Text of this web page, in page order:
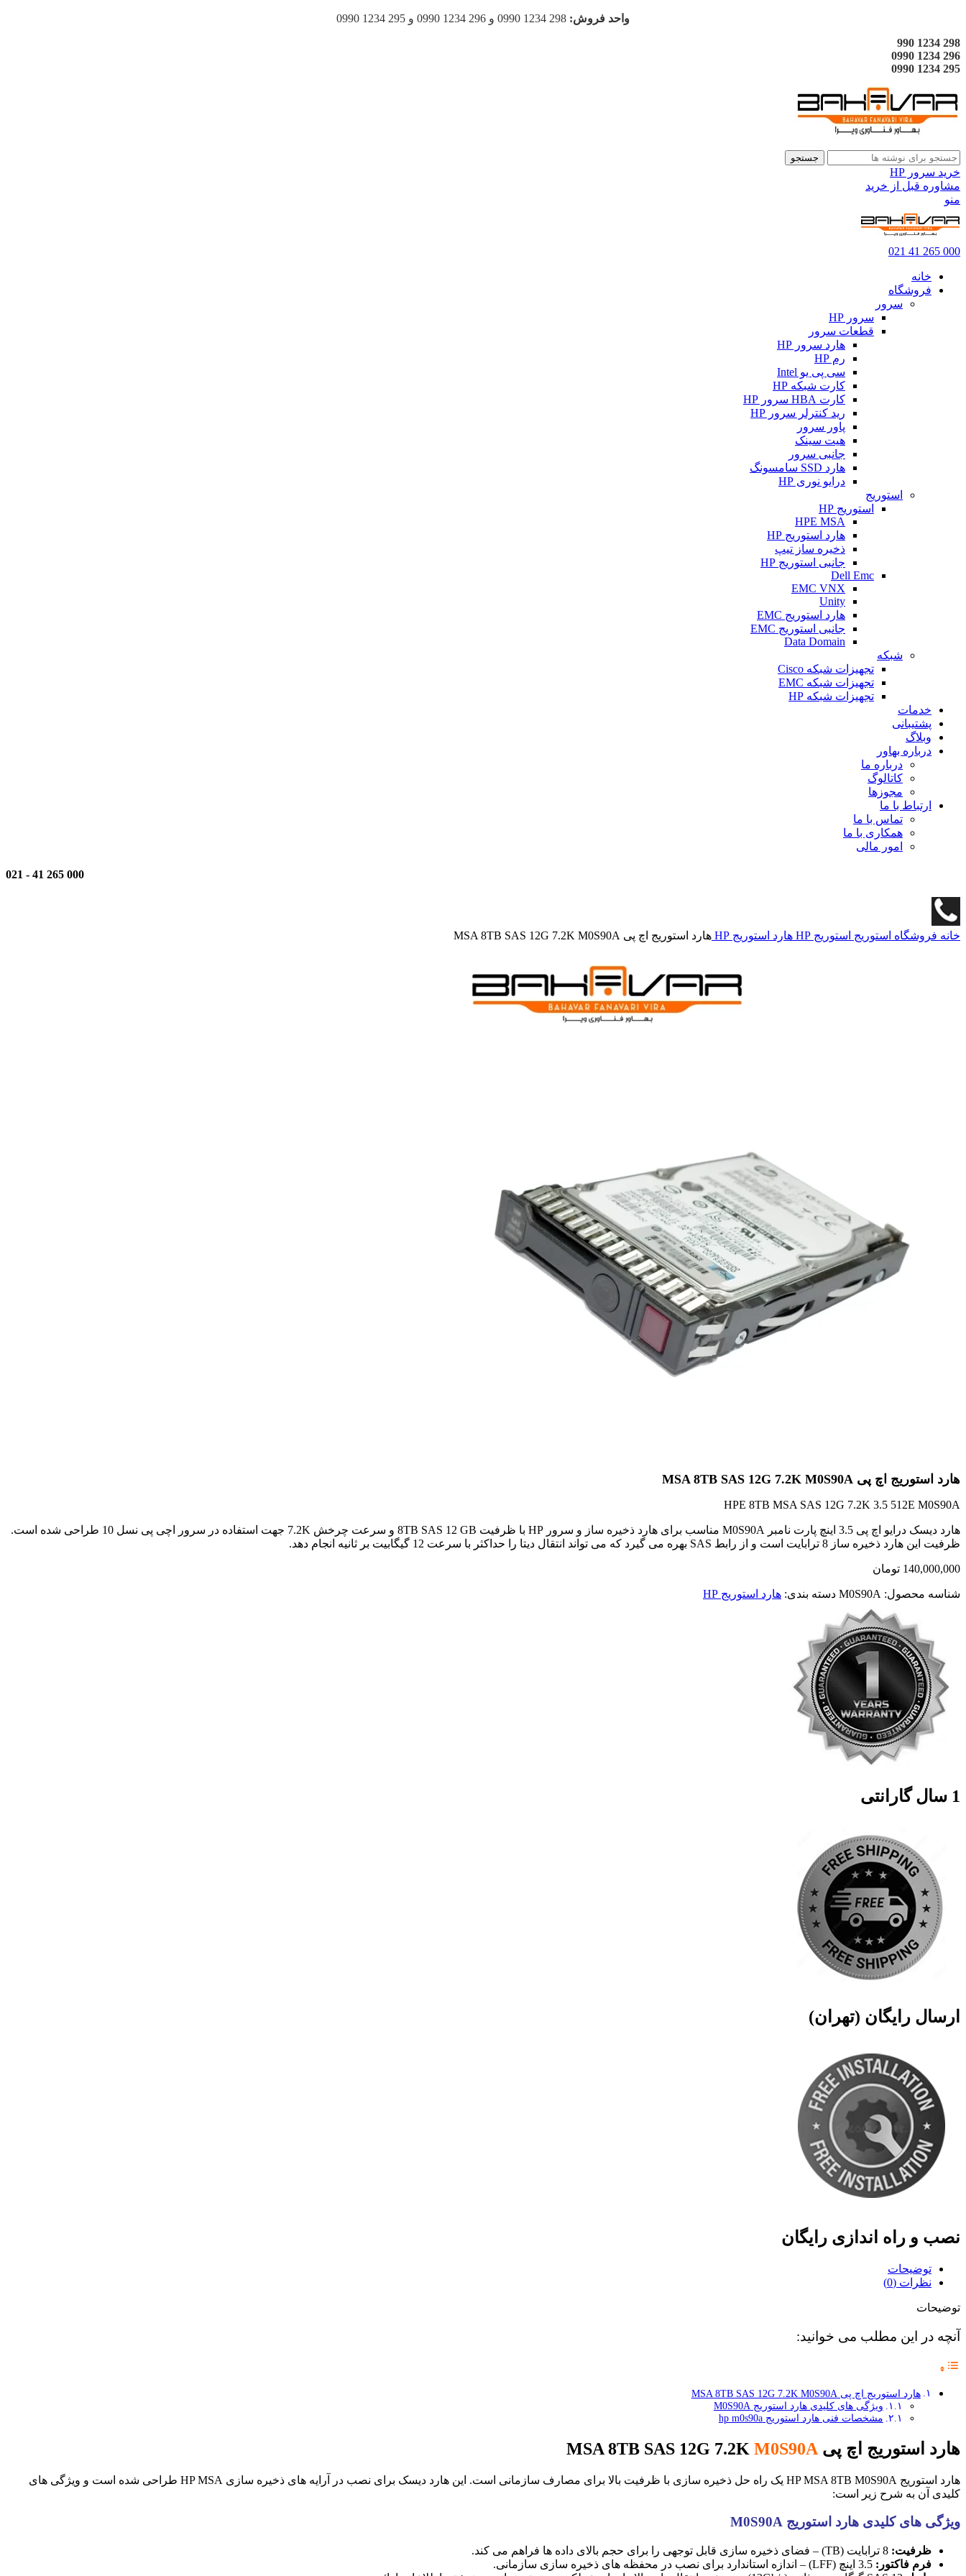
واحد فروش:
298 1234 990
296 1234 0990
295 1234 0990
جستجو
خرید سرور HP
مشاوره قبل از خرید
منو
000 265 41 021
خانه
فروشگاه
سرور
سرور HP
قطعات سرور
هارد سرور HP
رم HP
سی پی یو Intel
کارت شبکه HP
کارت HBA سرور HP
رید کنترلر سرور HP
پاور سرور
هیت سینک
جانبی سرور
هارد SSD سامسونگ
درایو نوری HP
استوریج
استوریج HP
HPE MSA
هارد استوریج HP
ذخیره ساز تیپ
جانبی استوریج HP
Dell Emc
EMC VNX
Unity
هارد استوریج EMC
جانبی استوریج EMC
Data Domain
شبکه
تجهیزات شبکه Cisco
تجهیزات شبکه EMC
تجهیزات شبکه HP
خدمات
پشتیبانی
وبلاگ
درباره بهاور
درباره ما
کاتالوگ
مجوزها
ارتباط با ما
تماس با ما
همکاری با ما
امور مالی
000 265 41
-
خانه فروشگاه استوریج استوریج HP هارد استوریج HP هارد استوریج اچ پی MSA 8TB SAS 12G 7.2K M0S90A
هارد استوریج اچ پی MSA 8TB SAS 12G 7.2K M0S90A
HPE 8TB MSA SAS 12G 7.2K 3.5 512E M0S90A
هارد دیسک درایو اچ پی 3.5 اینچ پارت نامبر M0S90A مناسب برای هارد ذخیره ساز و سرور HP با ظرفیت 8TB SAS 12 GB و سرعت چرخش 7.2K جهت استفاده در سرور اچی پی نسل 10 طراحی شده است.
ظرفیت این هارد ذخیره ساز 8 ترابایت است و از رابط SAS بهره می گیرد که می تواند انتقال دیتا را حداکثر با سرعت 12 گیگابیت بر ثانیه انجام دهد.
140,000,000 تومان
شناسه محصول: M0S90A دسته بندی: هارد استوریج HP
1 سال گارانتی
ارسال رایگان (تهران)
نصب و راه اندازی رایگان
توضیحات
نظرات (0)
توضیحات
آنچه در این مطلب می خوانید:
هارد استوریج اچ پی MSA 8TB SAS 12G 7.2K M0S90A
ویژگی های کلیدی هارد استوریج M0S90A
مشخصات فنی هارد استوریج hp m0s90a
هارد استوریج اچ پی MSA 8TB SAS 12G 7.2KM0S90A
هارد استوریج HP MSA 8TB M0S90A یک راه حل ذخیره سازی با ظرفیت بالا برای مصارف سازمانی است. این هارد دیسک برای نصب در آرایه های ذخیره سازی HP MSA طراحی شده است و ویژگی های
کلیدی آن به شرح زیر است:
ویژگی های کلیدی هارد استوریج M0S90A
ظرفیت:
فرم فاکتور: